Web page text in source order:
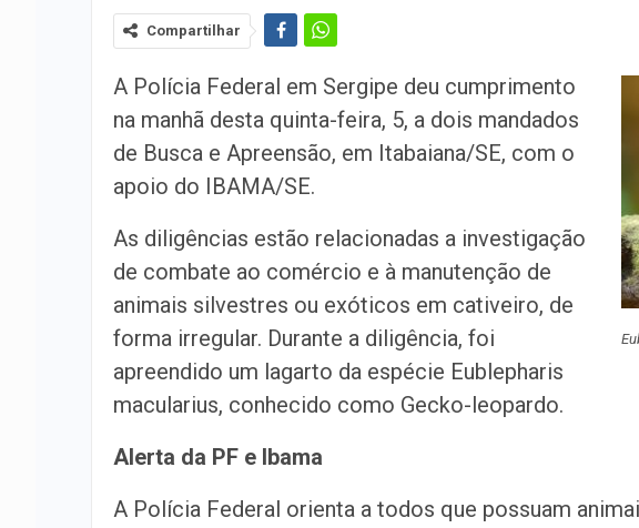
Compartilhar
A Polícia Federal em Sergipe deu cumprimento
na manhã desta quinta-feira, 5, a dois mandados
de Busca e Apreensão, em Itabaiana/SE, com o
apoio do IBAMA/SE.
As diligências estão relacionadas a investigação
de combate ao comércio e à manutenção de
animais silvestres ou exóticos em cativeiro, de
forma irregular. Durante a diligência, foi
apreendido um lagarto da espécie Eublepharis
macularius, conhecido como Gecko-leopardo.
Alerta da PF e Ibama
A Polícia Federal orienta a todos que possuam